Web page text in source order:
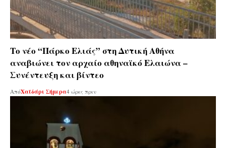
Το νέο “Πάρκο Ελιάς” στη Δυτική Αθήνα
αναβιώνει τον αρχαίο αθηναϊκό Ελαιώνα –
Συνέντευξη και βίντεο
ΑπόΧαϊδάρι Σήμερα4 ώρες πριν